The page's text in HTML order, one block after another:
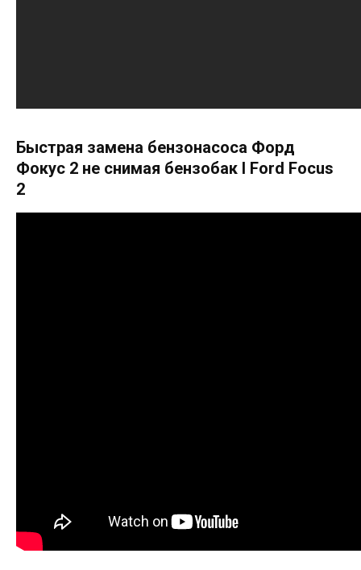
Быстрая замена бензонасоса Форд
Фокус 2 не снимая бензобак I Ford Focus
2